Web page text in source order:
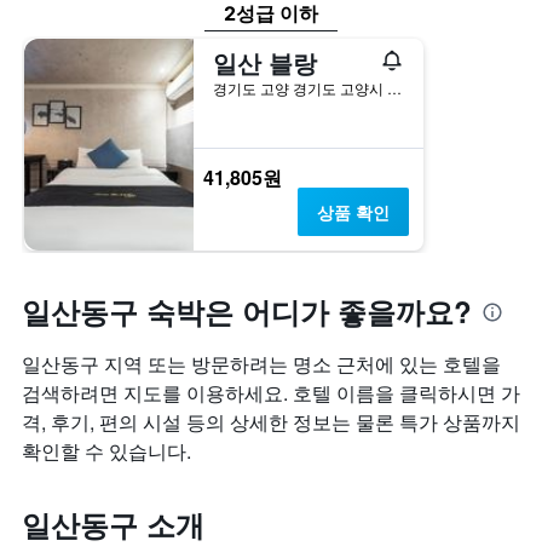
이
습
니
다.
찾
아
본
이
번
주
말
객
의
요
을
표
시
하
는
의
Y
다.
차
트
에
는
객
실
평
요
표
하
는
1
개
의
이
있
2성급 이하
일산 블랑
경기도 고양 경기도 고양시 일산동구 중앙로 1194
41,805원
상품 확인
일산동구 숙박은 어디가 좋을까요?
일산동구 지역 또는 방문하려는 명소 근처에 있는 호텔을
검색하려면 지도를 이용하세요. 호텔 이름을 클릭하시면 가
격, 후기, 편의 시설 등의 상세한 정보는 물론 특가 상품까지
확인할 수 있습니다.
일산동구 소개